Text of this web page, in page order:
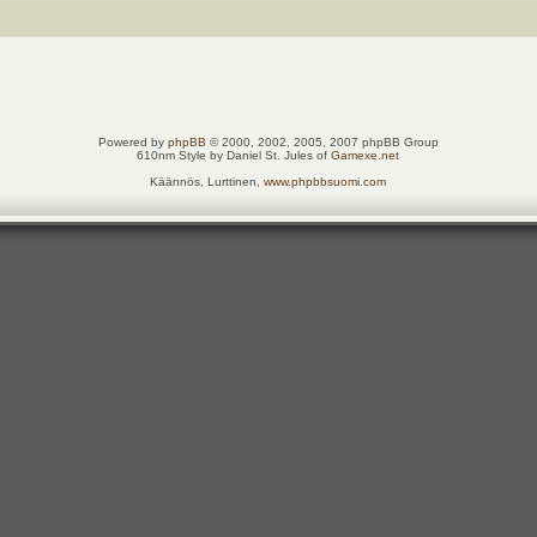
Powered by phpBB © 2000, 2002, 2005, 2007 phpBB Group
610nm Style by Daniel St. Jules ofGamexe.net
Käännös, Lurttinen,www.phpbbsuomi.com